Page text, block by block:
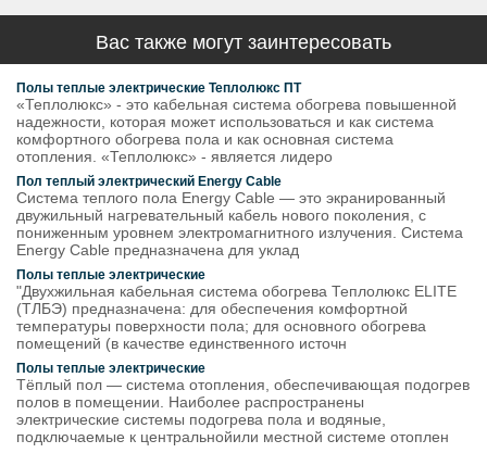
Вас также могут заинтересовать
Полы теплые электрические Теплолюкс ПТ
«Теплолюкс» - это кабельная система обогрева повышенной
надежности, которая может использоваться и как система
комфортного обогрева пола и как основная система
отопления. «Теплолюкс» - является лидеро
Пол теплый электрический Energy Cable
Система теплого пола Energy Cable — это экранированный
двужильный нагревательный кабель нового поколения, с
пониженным уровнем электромагнитного излучения. Система
Energy Cable предназначена для уклад
Полы теплые электрические
"Двухжильная кабельная система обогрева Теплолюкс ELITE
(ТЛБЭ) предназначена: для обеспечения комфортной
температуры поверхности пола; для основного обогрева
помещений (в качестве единственного источн
Полы теплые электрические
Тёплый пол — система отопления, обеспечивающая подогрев
полов в помещении. Наиболее распространены
электрические системы подогрева пола и водяные,
подключаемые к центральнойили местной системе отоплен